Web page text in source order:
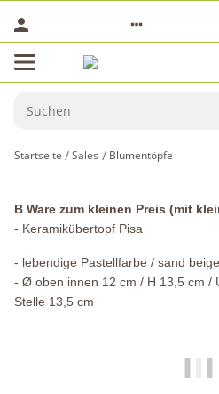
Startseite Sales Blumentöpfe
B Ware zum kleinen Preis (mit
- Keramikübertopf Pisa
- lebendige Pastellfarbe / sand beige
- Ø oben innen 12 cm / H 13,5 cm /
Stelle 13,5 cm